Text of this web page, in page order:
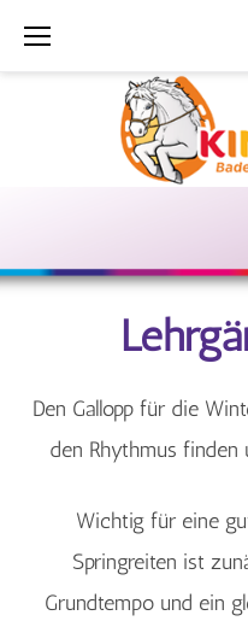
2024
Den Gallopp für die
den Rhythmus finden
Wichtig für eine
Springreiten ist
Grundtempo und ein